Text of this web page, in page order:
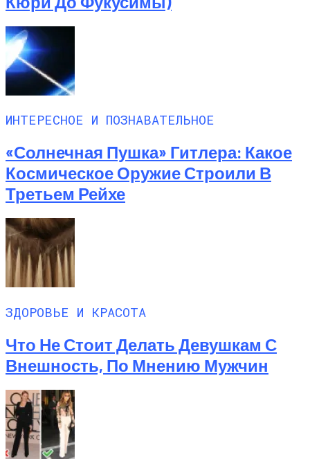
ИНТЕРЕСНОЕ И ПОЗНАВАТЕЛЬНОЕ
«Солнечная Пушка» Гитлера: Какое
Космическое Оружие Строили В
Третьем Рейхе
ЗДОРОВЬЕ И КРАСОТА
Что Не Стоит Делать Девушкам С
Внешность, По Мнению Мужчин